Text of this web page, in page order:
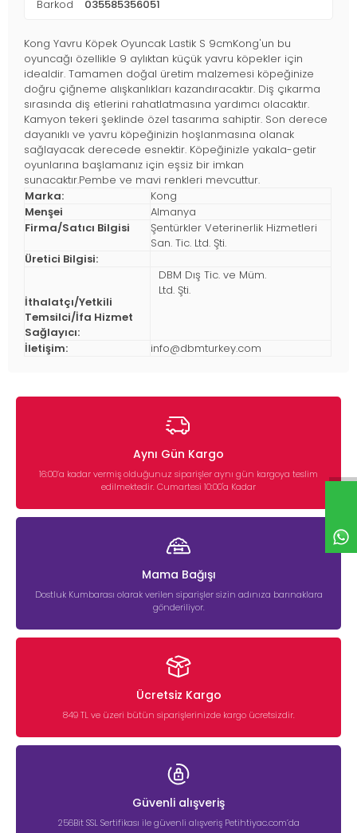
Barkod 035585356051
Kong Yavru Köpek Oyuncak Lastik S 9cmKong'un bu
oyuncağı özellikle 9 aylıktan küçük yavru köpekler için
idealdir. Tamamen doğal üretim malzemesi köpeğinize
doğru çiğneme alışkanlıkları kazandıracaktır. Diş çıkarma
sırasında diş etlerini rahatlatmasına yardımcı olacaktır.
Kamyon tekeri şeklinde özel tasarıma sahiptir. Son derece
dayanıklı ve yavru köpeğinizin hoşlanmasına olanak
sağlayacak derecede esnektir. Köpeğinizle yakala-getir
oyunlarına başlamanız için eşsiz bir imkan
sunacaktır.Pembe ve mavi renkleri mevcuttur.
Marka:
Kong
Menşei
Almanya
Firma/Satıcı Bilgisi
Şentürkler Veterinerlik Hizmetleri
San. Tic. Ltd. Şti.
Üretici Bilgisi:
İthalatçı/Yetkili
Temsilci/İfa Hizmet
Sağlayıcı:
DBM Dış Tic. ve Müm.
Ltd. Şti.
İletişim: info@dbmturkey.com
Aynı Gün Kargo
16:00’a kadar vermiş olduğunuz siparişler aynı gün kargoya teslim
edilmektedir. Cumartesi 10:00'a Kadar
Mama Bağışı
Dostluk Kumbarası olarak verilen siparişler sizin adınıza barınaklara
gönderiliyor.
Ücretsiz Kargo
849 TL ve üzeri bütün siparişlerinizde kargo ücretsizdir.
Güvenli alışveriş
256Bit SSL Sertifikası ile güvenli alışveriş Petihtiyac.com’da